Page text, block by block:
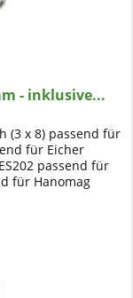
- inklusive...
(3 x 8) passend für
für Eicher
passend für
für Hanomag